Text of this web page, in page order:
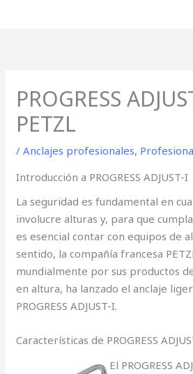
PROGRESS
PETZL
/Anclajes profesionales,
Introducción a PROGRESS ADJUST-I
La seguridad es fundamental en
involucre alturas y, para que
es esencial contar con equipos de
sentido, la compañía francesa
mundialmente por sus productos
en altura, ha lanzado el anclaje
PROGRESS ADJUST-I.
Características de PROGRESS
El PROGRESS